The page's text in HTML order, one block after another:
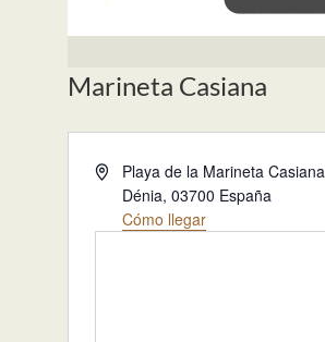
Marineta Casiana
Dirección
Playa de la Marineta Casiana
Dénia, 03700 España
Cómo llegar